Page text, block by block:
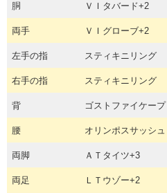
胴 ＶＩタバード+2
両手 ＶＩグローブ+2
左手の指 スティキニリング
右手の指 スティキニリング
背 ゴストファイケープ
腰 オリンポスサッシュ
両脚 ＡＴタイツ+3
両足 ＬＴウゾー+2